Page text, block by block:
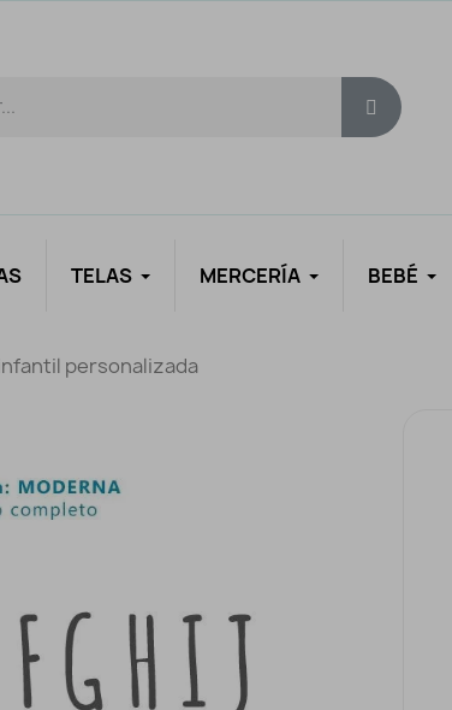
TELAS MERCERÍA BEBÉ
personalizada